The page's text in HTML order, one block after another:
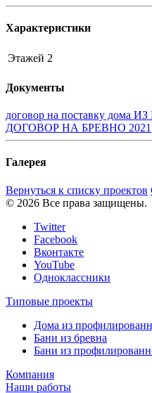
Характеристики
Этажей 2
Документы
договор на поставку дома
ДОГОВОР НА БРЕВНО 2021
Галерея
Вернуться к списку проектов
© 2026 Все права защищены.
Twitter
Facebook
Вконтакте
YouTube
Одноклассники
Типовые проекты
Дома из
Бани из бревна
Бани из
Компания
Наши работы